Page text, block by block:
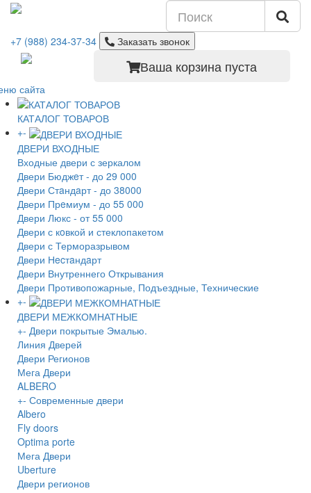
+7 (988) 234-37-34 Заказать звонок
Ваша корзина пуста
сайта
КАТАЛОГ ТОВАРОВ
+-
ДВЕРИ ВХОДНЫЕ
Входные двери с зеркалом
Двери Бюджeт - до 29 000
Двери Стaндaрт - до 38000
Двери Прeмиум - до 55 000
Двери Люкс - от 55 000
Двери с кoвкой и стеклопакетом
Двери с Терморазрывом
Двери Нecтaндaрт
Двери Внутреннего Открывания
Двери Противопожарные, Подъездные, Технические
+-
ДВЕРИ МЕЖКОМНАТНЫЕ
+- Двери покрытые Эмалью.
Линия Дверей
Двери Регионов
Мега Двери
ALBERO
+- Современные двери
Albero
Fly doors
Optima porte
Мега Двери
Uberture
Двери регионов